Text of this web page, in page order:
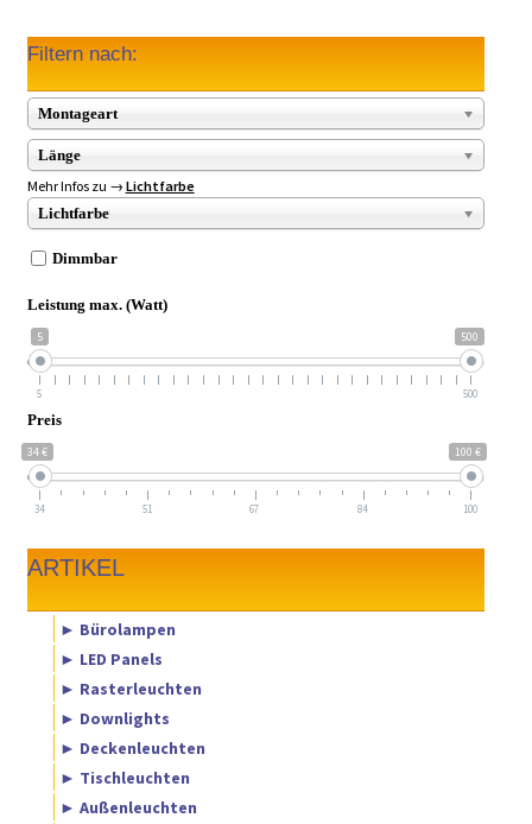
Filtern nach:
Montageart
Länge
Mehr Infos zu → Lichtfarbe
Lichtfarbe
Dimmbar
Leistung max. (Watt)
5 500
5 500
Preis
34 € 100 €
34 51 67 84 100
ARTIKEL
► Bürolampen
► LED Panels
► Rasterleuchten
► Downlights
► Deckenleuchten
► Tischleuchten
► Außenleuchten